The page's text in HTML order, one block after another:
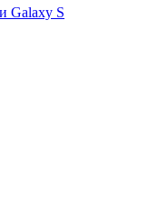
Galaxy S